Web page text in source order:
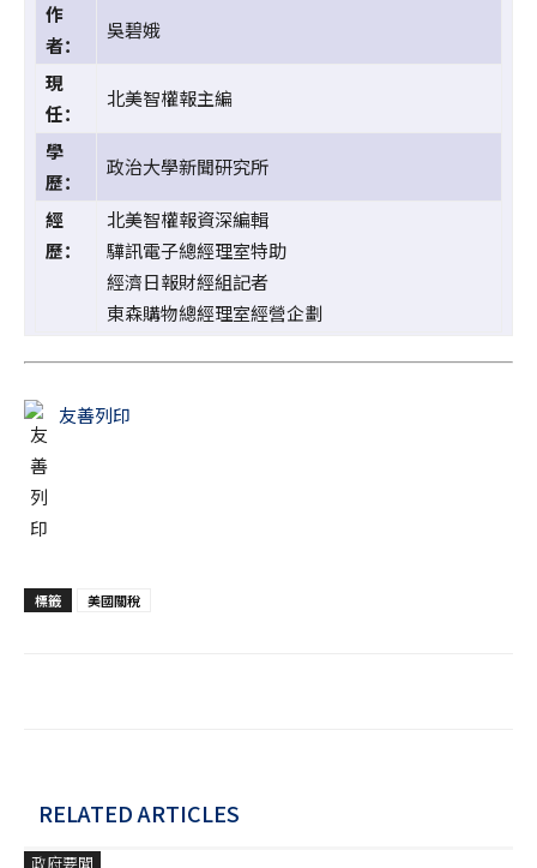
作
者：
吳碧娥
現
任：
北美智權報主編
學
歷：
政治大學新聞研究所
經
歷：
北美智權報資深編輯
驊訊電子總經理室特助
經濟日報財經組記者
東森購物總經理室經營企劃
友善列印
標籤 美國關稅
RELATED ARTICLES
政府要聞